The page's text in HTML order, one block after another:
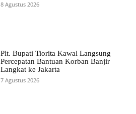
8 Agustus 2026
Plt. Bupati Tiorita Kawal Langsung
Percepatan Bantuan Korban Banjir
Langkat ke Jakarta
7 Agustus 2026